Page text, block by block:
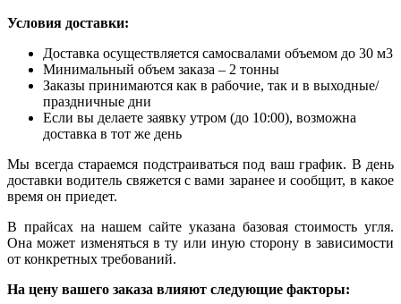
Условия доставки:
Доставка осуществляется самосвалами объемом до 30 м3
Минимальный объем заказа – 2 тонны
Заказы принимаются как в рабочие, так и в выходные/
праздничные дни
Если вы делаете заявку утром (до 10:00), возможна
доставка в тот же день
Мы всегда стараемся подстраиваться под ваш график. В день
доставки водитель свяжется с вами заранее и сообщит, в какое
время он приедет.
В прайсах на нашем сайте указана базовая стоимость угля.
Она может изменяться в ту или иную сторону в зависимости
от конкретных требований.
На цену вашего заказа влияют следующие факторы: